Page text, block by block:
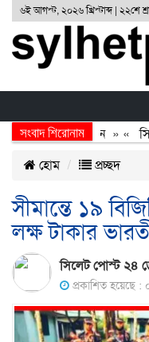
৬ই আগস্ট, ২০২৬ খ্রিস্টাব্দ | ২২শে
সংবাদ শিরোনাম
বর্জন ও বিসর্জন » «
হোম
প্রচ্ছদ
সীমান্তে ১৯
লক্ষ টাকার
সিলেট পোস্ট ২৪
প্রকাশিত হয়েছে